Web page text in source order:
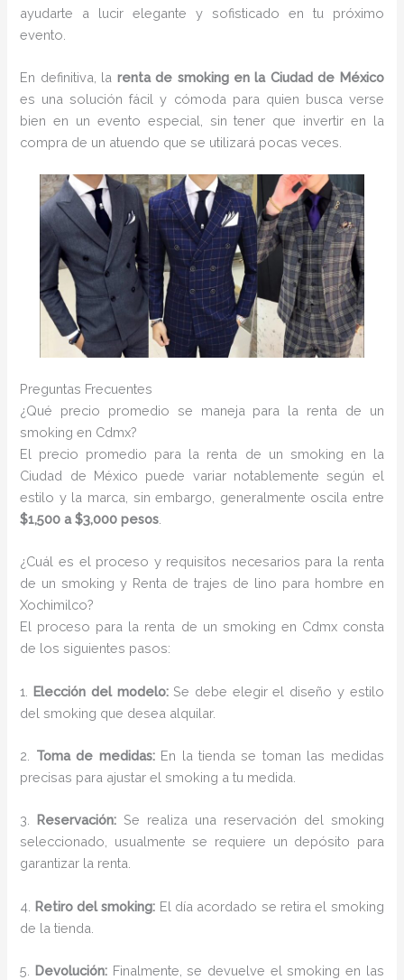
ayudarte a lucir elegante y sofisticado en tu próximo
evento.
En definitiva, la renta de smoking en la Ciudad de México
es una solución fácil y cómoda para quien busca verse
bien en un evento especial, sin tener que invertir en la
compra de un atuendo que se utilizará pocas veces.
Preguntas Frecuentes
¿Qué precio promedio se maneja para la renta de un
smoking en Cdmx?
El precio promedio para la renta de un smoking en la
Ciudad de México puede variar notablemente según el
estilo y la marca, sin embargo, generalmente oscila entre
$1,500 a $3,000 pesos
¿Cuál es el proceso y requisitos necesarios para la renta
de un smoking y Renta de trajes de lino para hombre en
Xochimilco?
El proceso para la renta de un smoking en Cdmx consta
de los siguientes pasos:
1. Elección del modelo:Se debe elegir el diseño y estilo
del smoking que desea alquilar.
2. Toma de medidas:En la tienda se toman las medidas
precisas para ajustar el smoking a tu medida.
3. Reservación: Se realiza una reservación del smoking
seleccionado, usualmente se requiere un depósito para
garantizar la renta.
4. Retiro del smoking: El día acordado se retira el smoking
de la tienda.
5. Devolución: Finalmente, se devuelve el smoking en las